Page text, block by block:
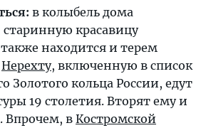
в колыбель дома
красавицу
также находится и терем
Нерехту, включенную в список
Золотого кольца России, едут
19 столетия. Вторят ему и
. Впрочем, в Костромской